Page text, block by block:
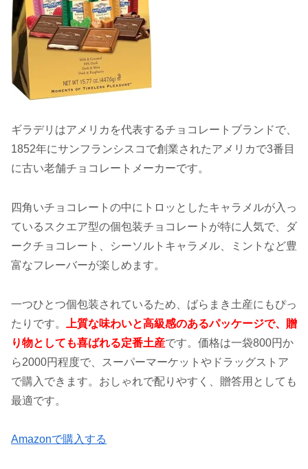
ギラデリはアメリカを代表するチョコレートブランドで、
1852年にサンフランシスコで創業されたアメリカで3番目
に古い老舗チョコレートメーカーです。
四角いチョコレートの中にトロッとしたキャラメルが入っ
ているスクエア型の個包装チョコレートが特に人気で、ダ
ークチョコレート、シーソルトキャラメル、ミントなど豊
富なフレーバーが楽しめます。
一つひとつ個包装されているため、ばらまき土産にもぴっ
たりです。
上質な味わいと高級感のあるパッケージで、贈
り物としても喜ばれる定番土産です。価格は一袋800円か
ら2000円程度で、スーパーマーケットやドラッグストア
で購入できます。おしゃれで配りやすく、贈答用としても
最適です。
Amazonで購入する